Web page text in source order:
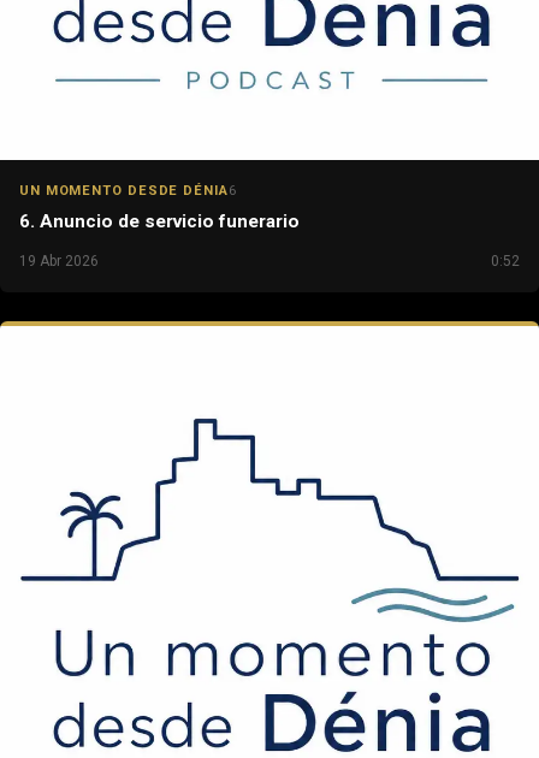
UN MOMENTO DESDE DÉNIA6
6. Anuncio de servicio funerario
19 Abr 2026 0:52